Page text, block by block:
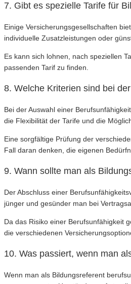
7. Gibt es spezielle Tarife für
Einige Versicherungsgesellschaften
individuelle Zusatzleistungen oder
Es kann sich lohnen, nach speziellen
passenden Tarif zu finden.
8. Welche Kriterien sind bei
Bei der Auswahl einer
die Flexibilität der Tarife und die
Eine sorgfältige Prüfung der
Fall daran denken, die eigenen
9. Wann sollte man als
Der Abschluss einer
jünger und gesünder man bei
Da das Risiko einer Berufsunfähigkeit
die verschiedenen
10. Was passiert, wenn man
Wenn man als Bildungsreferent